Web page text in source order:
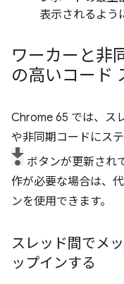
表示されるよう
ワーカーと非
の高いコード
Chrome 65 では、ス
や非同期コードにス
ボタンが更新され
作が必要な場合は、
ンを使用できます。
スレッド間でメ
ップインする